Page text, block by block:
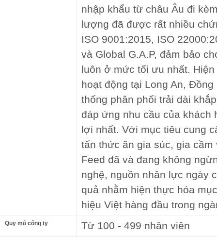
nhập khẩu từ châu Âu đi
lượng đã được rất nhiều
ISO 9001:2015, ISO
và Global G.A.P, đảm bảo
luôn ở mức tối ưu nhất.
hoạt động tại Long An,
thống phân phối trải dài
đáp ứng nhu cầu của khách
lợi nhất. Với mục tiêu cung
tấn thức ăn gia súc, gia cầm
Feed đã và đang không
nghệ, nguồn nhân lực ngày
quả nhằm hiện thực hóa
hiệu Việt hàng đầu trong
Quy mô công ty Từ 100 - 499 nhân viên